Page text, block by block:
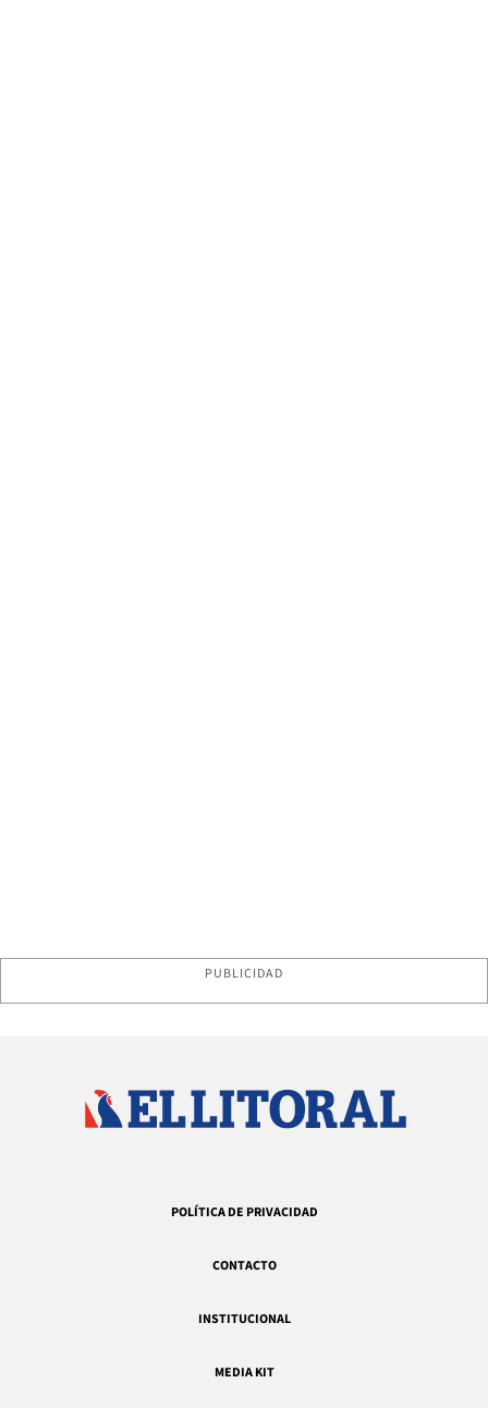
PUBLICIDAD
POLÍTICA DE PRIVACIDAD
CONTACTO
INSTITUCIONAL
MEDIA KIT